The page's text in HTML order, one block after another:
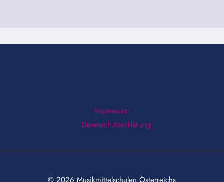
Impressum
Datenschutzerklärung